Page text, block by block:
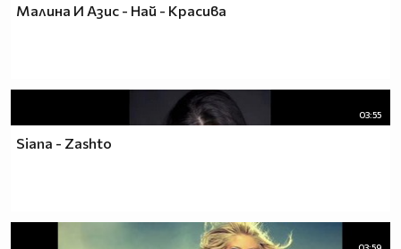
Малина И Азис - Най - Красива
03:55
Siana - Zashto